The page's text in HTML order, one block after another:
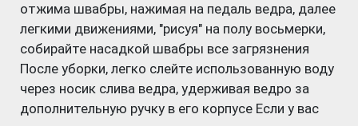
отжима швабры, нажимая на педаль ведра, далее
легкими движениями, "рисуя" на полу восьмерки,
собирайте насадкой швабры все загрязнения
После уборки, легко слейте использованную воду
через носик слива ведра, удерживая ведро за
дополнительную ручку в его корпусе Если у вас